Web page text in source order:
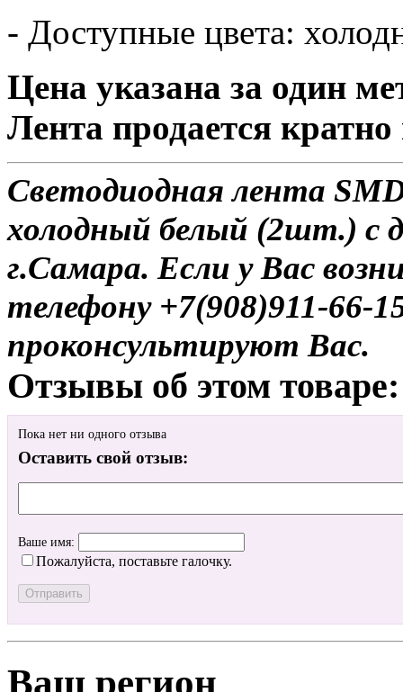
- Доступные цвета:
Цена указана за один
Лента продается кратно
Светодиодная лента
холодный белый (2шт.) с
г.Самара. Если у Вас
телефону +7(908)911-
проконсультируют Вас.
Отзывы об этом товаре:
Пока нет ни одного отзыва
Оставить свой отзыв:
Ваше имя:
Пожалуйста, поставьте галочку.
Ваш регион